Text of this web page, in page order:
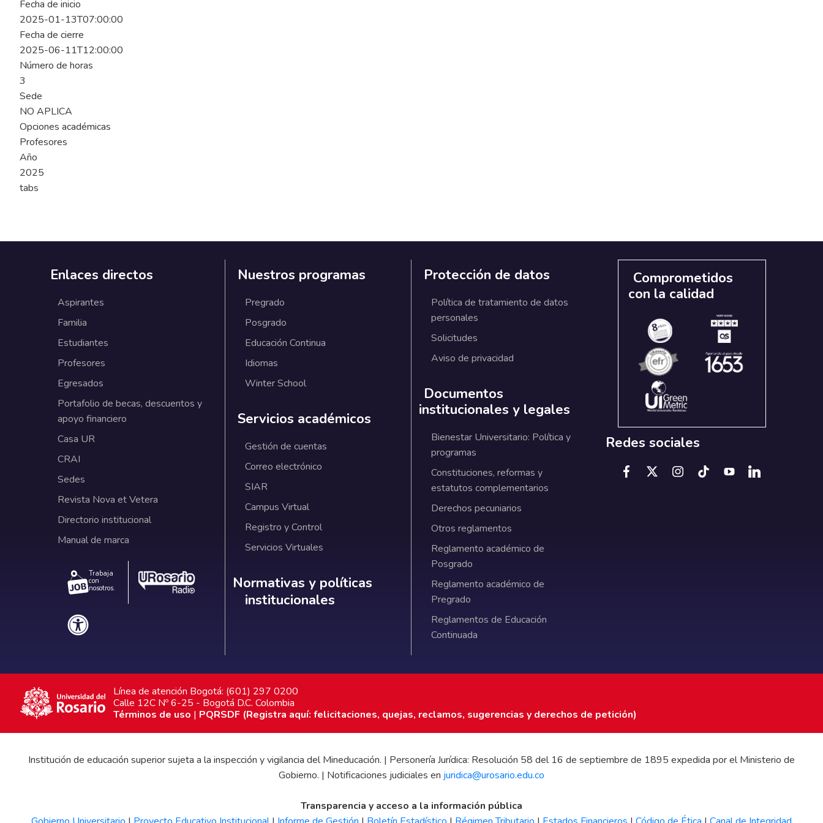
Fecha de inicio
2025-01-13T07:00:00
Fecha de cierre
2025-06-11T12:00:00
Número de horas
3
Sede
NO APLICA
Opciones académicas
Profesores
Año
2025
tabs
Enlaces directos
Aspirantes
Familia
Estudiantes
Profesores
Egresados
Portafolio de becas, descuentos y
apoyo financiero
Casa UR
CRAI
Sedes
Revista Nova et Vetera
Directorio institucional
Manual de marca
Trabaja
con
nosotros.
Nuestros programas
Pregrado
Posgrado
Educación Continua
Idiomas
Winter School
Servicios académicos
Gestión de cuentas
Correo electrónico
SIAR
Campus Virtual
Registro y Control
Servicios Virtuales
Normativas y políticas institucionales
Normativas y políticas
institucionales
Protección de datos
Política de tratamiento de datos
personales
Solicitudes
Aviso de privacidad
Documentos
institucionales y legales
Bienestar Universitario: Política y
programas
Constituciones, reformas y
estatutos complementarios
Derechos pecuniarios
Otros reglamentos
Reglamento académico de
Posgrado
Reglamento académico de
Pregrado
Reglamentos de Educación
Continuada
Comprometidos
con la calidad
Redes sociales
Línea de atención Bogotá: (601) 297 0200
Calle 12C Nº 6-25 - Bogotá D.C. Colombia
Términos de uso | PQRSDF (Registra aquí: felicitaciones, quejas, reclamos, sugerencias y derechos de petición)
Institución de educación superior sujeta a la inspección y vigilancia del Mineducación. | Personería Jurídica: Resolución 58 del 16 de septiembre de 1895 expedida por el Ministerio de
Gobierno. | Notificaciones judiciales en juridica@urosario.edu.co
Transparencia y acceso a la información pública